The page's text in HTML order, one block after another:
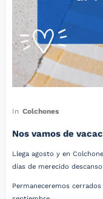
In Colchones
Nos vamos de
Llega agosto y en
días de merecido
Permaneceremos